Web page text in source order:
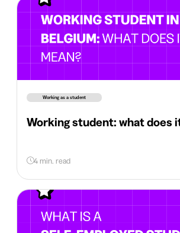
Working as a student
Working student: what does
4 min. read